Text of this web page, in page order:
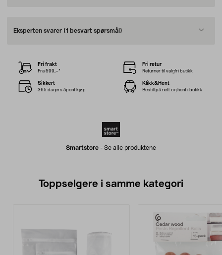
Eksperten svarer (1 besvart spørsmål)
Smartstore - Se alle produktene
Fri frakt
Fra 599,–*
Fri retur
Returner til valgfri butikk
Sikkert
365 dagers åpent kjøp
Klikk&Hent
Bestill på nett og hent i butikk
Toppselgere i samme kategori